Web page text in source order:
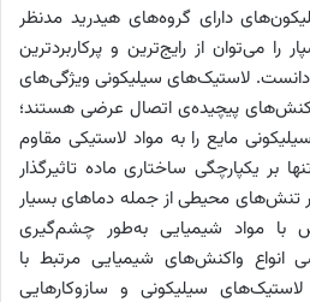
دارای گروه‌های هیدرید مدنظر
را می‌توان از رایج‌ترین و پرکاربردترین
لاستیک‌های سیلیکونی ویژگی‌های
پیچیده‌ی اتصال عرضی هستند؛
مایع را به مواد لاستیکی مقاوم
بر یکپارچگی ساختاری ماده تاثیرگذار
تنش‌های محیطی از جمله دماهای بسیار
با مواد شیمیایی به‌طور چشم‌گیری
انواع واکنش‌های شیمیایی مرتبط با
سیلیکونی و سازوکارهایی